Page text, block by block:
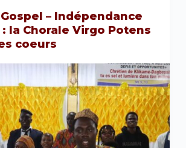
– Indépendance
la Chorale Virgo Potens
coeurs